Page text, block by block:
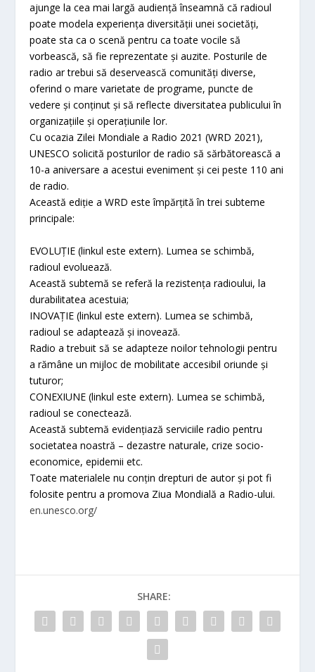
ajunge la cea mai largă audiență înseamnă că radioul
poate modela experiența diversității unei societăți,
poate sta ca o scenă pentru ca toate vocile să
vorbească, să fie reprezentate și auzite. Posturile de
radio ar trebui să deservească comunități diverse,
oferind o mare varietate de programe, puncte de
vedere și conținut și să reflecte diversitatea publicului în
organizațiile și operațiunile lor.
Cu ocazia Zilei Mondiale a Radio 2021 (WRD 2021),
UNESCO solicită posturilor de radio să sărbătorească a
10-a aniversare a acestui eveniment și cei peste 110 ani
de radio.
Această ediție a WRD este împărțită în trei subteme
principale:
EVOLUȚIE (linkul este extern). Lumea se schimbă,
radioul evoluează.
Această subtemă se referă la rezistența radioului, la
durabilitatea acestuia;
INOVAȚIE (linkul este extern). Lumea se schimbă,
radioul se adaptează și inovează.
Radio a trebuit să se adapteze noilor tehnologii pentru
a rămâne un mijloc de mobilitate accesibil oriunde și
tuturor;
CONEXIUNE (linkul este extern). Lumea se schimbă,
radioul se conectează.
Această subtemă evidențiază serviciile radio pentru
societatea noastră – dezastre naturale, crize socio-
economice, epidemii etc.
Toate materialele nu conțin drepturi de autor și pot fi
folosite pentru a promova Ziua Mondială a Radio-ului.
en.unesco.org/
SHARE: